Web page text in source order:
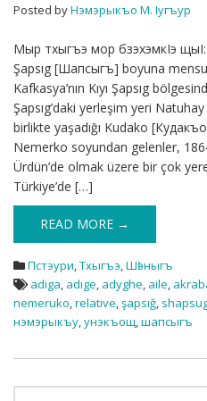
Posted byНэмэрыкъо М. Iугъур
Мыр тхыгъэ мор бзэхэмкIэ щыI:
Şapsıg [Шапсыгъ] boyuna
Kafkasya’nın Kıyı Şapsıg
Şapsıg’daki yerleşim yeri
birlikte yaşadığı Kudako
Nemerko soyundan gelenler,
Ürdün’de olmak üzere bir çok
Türkiye’de […]
READ MORE →
Пстэури,Тхыгъэ,Шӏэныгъ
adiga, adıge, adyghe, aile,
nemeruko,relative,şapsığ,
нэмэрыкъу,унэкъощ,шапсыгъ